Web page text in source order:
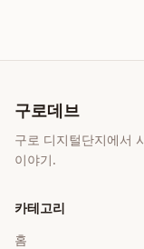
구로데브
구로 디지털단지에서
이야기.
카테고리
홈